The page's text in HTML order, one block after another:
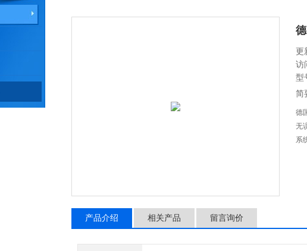
更
访
型
简
德
无
系
产品介绍 相关产品 留言询价